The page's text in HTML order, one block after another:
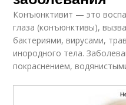
Конъюнктивит — это
глаза (конъюнктивы),
бактериями, вирусами,
инородного тела.
покраснением,